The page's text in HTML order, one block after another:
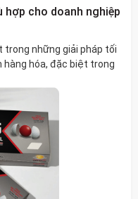
hợp cho doanh nghiệp
những giải pháp tối
hàng hóa, đặc biệt trong